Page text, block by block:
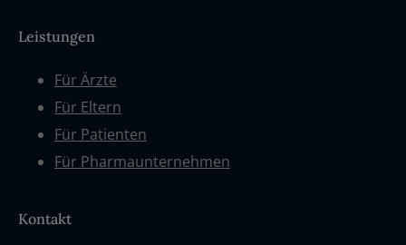
Leistungen
Für Ärzte
Für Eltern
Für Patienten
Für Pharmaunternehmen
Kontakt